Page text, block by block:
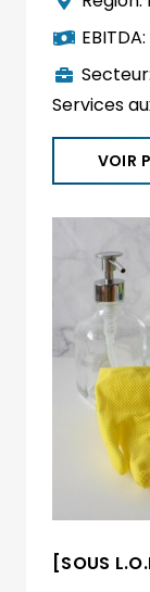
EBITDA:
Services
VOIR
[SOUS